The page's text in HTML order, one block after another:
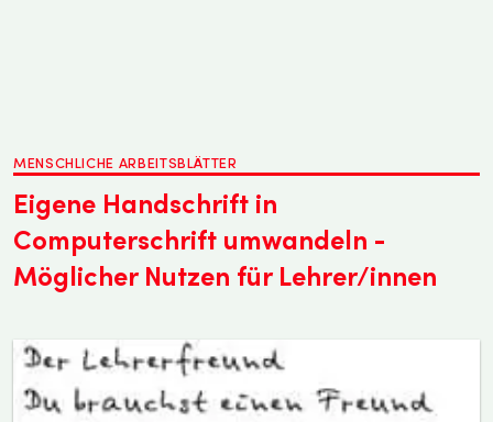
MENSCHLICHE ARBEITSBLÄTTER
Eigene Handschrift in
Computerschrift umwandeln -
Möglicher Nutzen für Lehrer/innen